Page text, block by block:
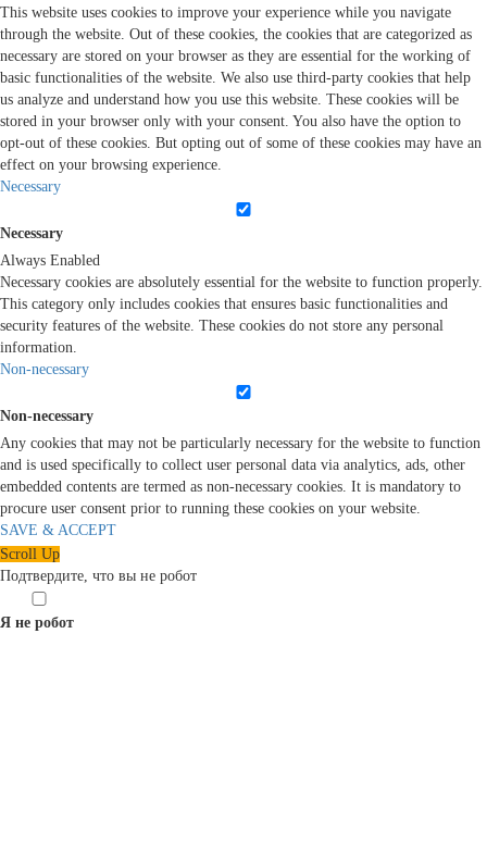
This website uses cookies to improve your experience while you navigate
through the website. Out of these cookies, the cookies that are categorized as
necessary are stored on your browser as they are essential for the working of
basic functionalities of the website. We also use third-party cookies that help
us analyze and understand how you use this website. These cookies will be
stored in your browser only with your consent. You also have the option to
opt-out of these cookies. But opting out of some of these cookies may have an
effect on your browsing experience.
Necessary
Necessary
Always Enabled
Necessary cookies are absolutely essential for the website to function properly.
This category only includes cookies that ensures basic functionalities and
security features of the website. These cookies do not store any personal
information.
Non-necessary
Non-necessary
Any cookies that may not be particularly necessary for the website to function
and is used specifically to collect user personal data via analytics, ads, other
embedded contents are termed as non-necessary cookies. It is mandatory to
procure user consent prior to running these cookies on your website.
SAVE & ACCEPT
Scroll Up
Подтвердите, что вы не робот
Я не робот